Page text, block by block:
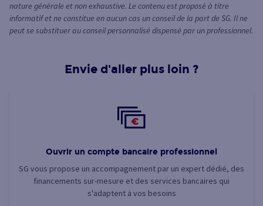
nature générale et non exhaustive. Le contenu est proposé à titre
informatif et ne constitue en aucun cas un conseil de la part de SG. Il ne
peut se substituer au conseil personnalisé dispensé par un professionnel.
Envie d'aller plus loin ?
Ouvrir un compte bancaire professionnel
SG vous propose un accompagnement par un expert dédié, des
financements sur-mesure et des services bancaires qui
s'adaptent à vos besoins